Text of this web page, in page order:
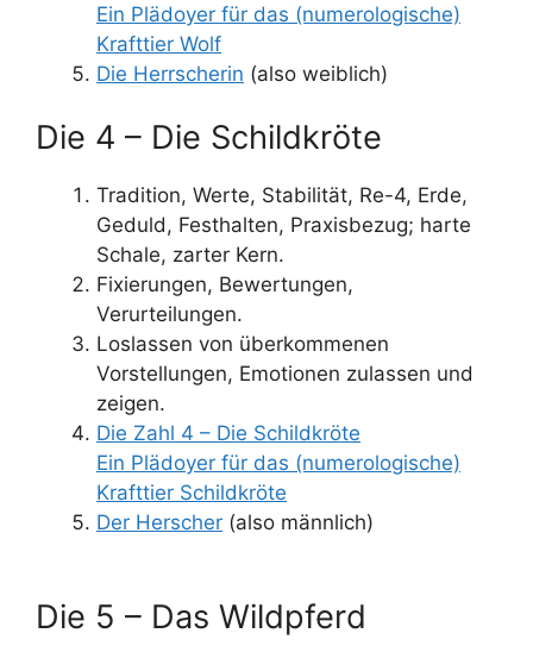
Ein Plädoyer für das (numerologische)
Krafttier Wolf
Die Herrscherin (also weiblich)
Die 4 – Die Schildkröte
Tradition, Werte, Stabilität, Re-4, Erde,
Geduld, Festhalten, Praxisbezug; harte
Schale, zarter Kern.
Fixierungen, Bewertungen,
Verurteilungen.
Loslassen von überkommenen
Vorstellungen, Emotionen zulassen und
zeigen.
Die Zahl 4 – Die Schildkröte
Ein Plädoyer für das (numerologische)
Krafttier Schildkröte
Der Herscher (also männlich)
Die 5 – Das Wildpferd